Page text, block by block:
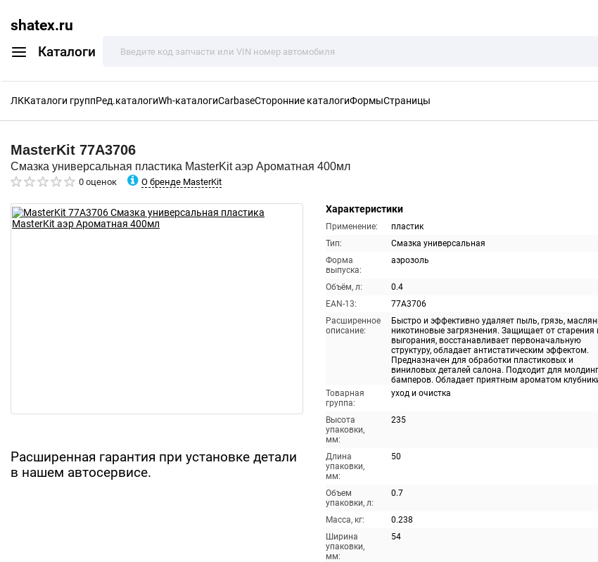
shatex.ru
Каталоги
ЛККаталоги группРед.каталогиWh-каталогиCarbaseСторонние каталогиФормыСтраницы
MasterKit 77A3706
Смазка универсальная пластика MasterKit аэр Ароматная 400мл
0 оценок О бренде MasterKit
Расширенная гарантия при установке детали
в нашем автосервисе.
Характеристики
Применение:
пластик
Тип:
Смазка универсальная
Форма
выпуска:
аэрозоль
Объём, л:
0.4
EAN-13:
77A3706
Расширенное
описание:
Быстро и эффективно удаляет пыль, грязь,
никотиновые загрязнения. Защищает от старения
выгорания, восстанавливает первоначальную
структуру, обладает антистатическим эффектом.
Предназначен для обработки пластиковых и
виниловых деталей салона. Подходит для
бамперов. Обладает приятным ароматом
Товарная
группа:
уход и очистка
Высота
упаковки,
мм:
235
Длина
упаковки,
мм:
50
Объем
упаковки, л:
0.7
Масса, кг:
0.238
Ширина
упаковки,
мм:
54